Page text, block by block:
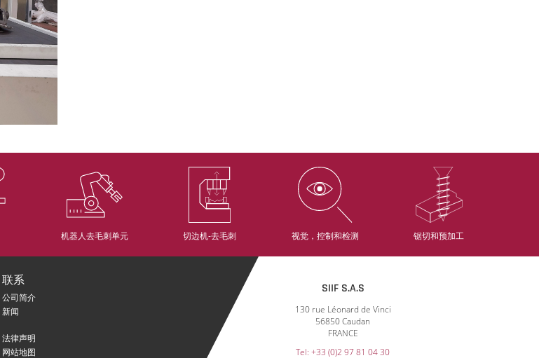
机器人去毛刺单元 切边机-去毛刺 视觉，控制和检测 锯切和预加工
联系
公司简介
新闻
法律声明
网站地图
SIIF S.A.S
130 rue Léonard de Vinci
56850 Caudan
FRANCE
Tel: +33 (0)2 97 81 04 30